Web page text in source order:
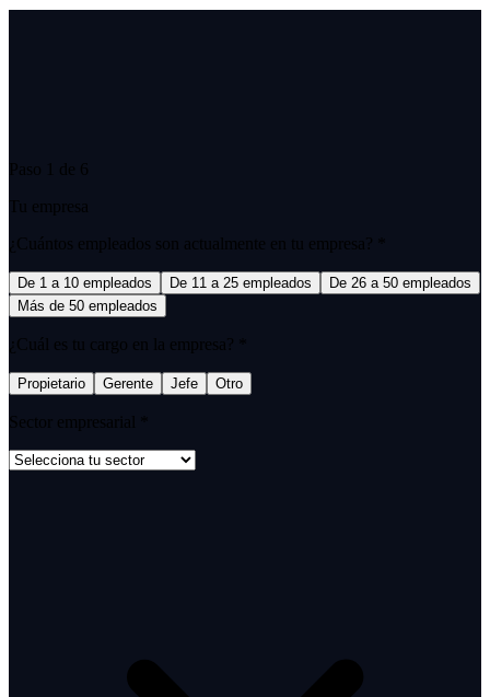
Paso 1 de 6
Tu empresa
¿Cuántos empleados son actualmente en tu empresa?
De 1 a 10 empleados De 11 a 25 empleados
De 26 a 50 empleados
Más de 50 empleados
¿Cuál es tu cargo en la empresa?
Propietario Gerente Jefe Otro
Sector empresarial